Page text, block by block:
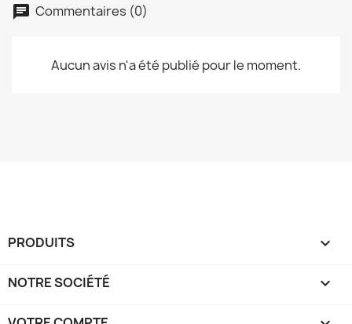
Commentaires (0)
Aucun avis n'a été publié pour le moment.
PRODUITS 
NOTRE SOCIÉTÉ 